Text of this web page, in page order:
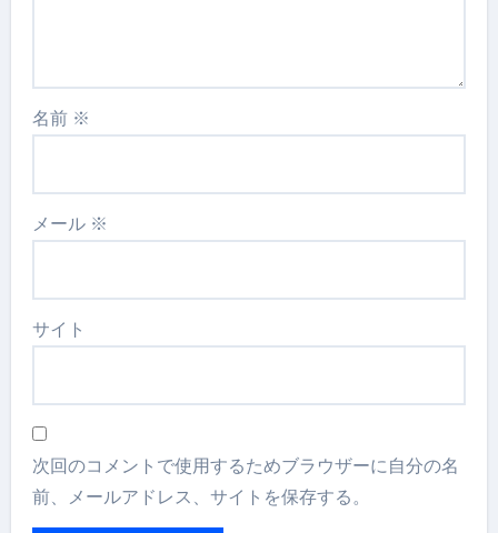
名前 ※
メール ※
サイト
次回のコメントで使用するためブラウザーに自分の名
前、メールアドレス、サイトを保存する。